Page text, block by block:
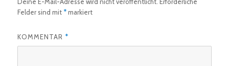
Felder sind mit *markiert
KOMMENTAR *